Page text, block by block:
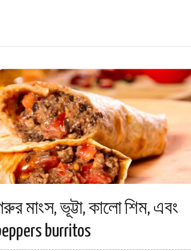
মাংস, ভূট্টা, কালো শিম, এবং
burritos